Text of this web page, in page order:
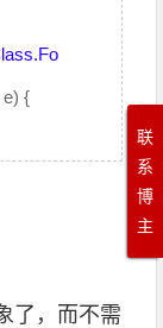
{
了，而不需
联
系
博
主